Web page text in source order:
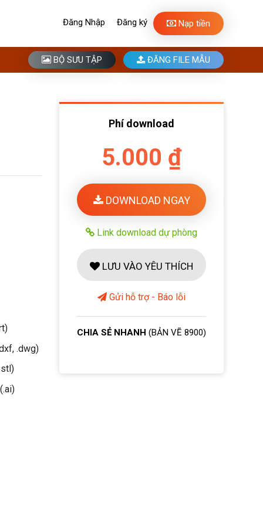
Đăng Nhập Đăng ký Nạp tiền
BỘ SƯU TẬP ĐĂNG FILE MẪU
.dwg)
Phí download
5.000 ₫
DOWNLOAD NGAY
Link download dự phòng
LƯU VÀO YÊU THÍCH
Gửi hỗ trợ - Báo lỗi
CHIA SẺ NHANH (BẢN VẼ 8900)